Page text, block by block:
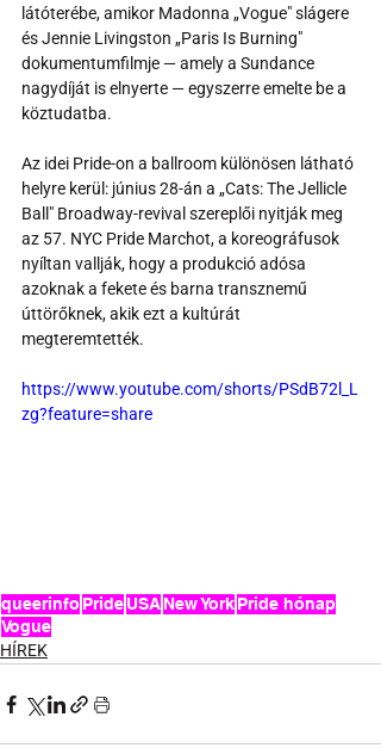
látóterébe, amikor Madonna „Vogue" slágere
és Jennie Livingston „Paris Is Burning"
dokumentumfilmje — amely a Sundance
nagydíját is elnyerte — egyszerre emelte be a
köztudatba.
Az idei Pride-on a ballroom különösen látható
helyre kerül: június 28-án a „Cats: The Jellicle
Ball" Broadway-revival szereplői nyitják meg
az 57. NYC Pride Marchot, a koreográfusok
nyíltan vallják, hogy a produkció adósa
azoknak a fekete és barna transznemű
úttörőknek, akik ezt a kultúrát
megteremtették.
https://www.youtube.com/shorts/PSdB72l_L
zg?feature=share
queerinfo PrideUSANew YorkPride hónap
Vogue
HÍREK